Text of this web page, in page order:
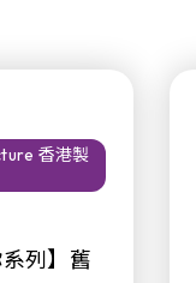
香港製
系列】舊